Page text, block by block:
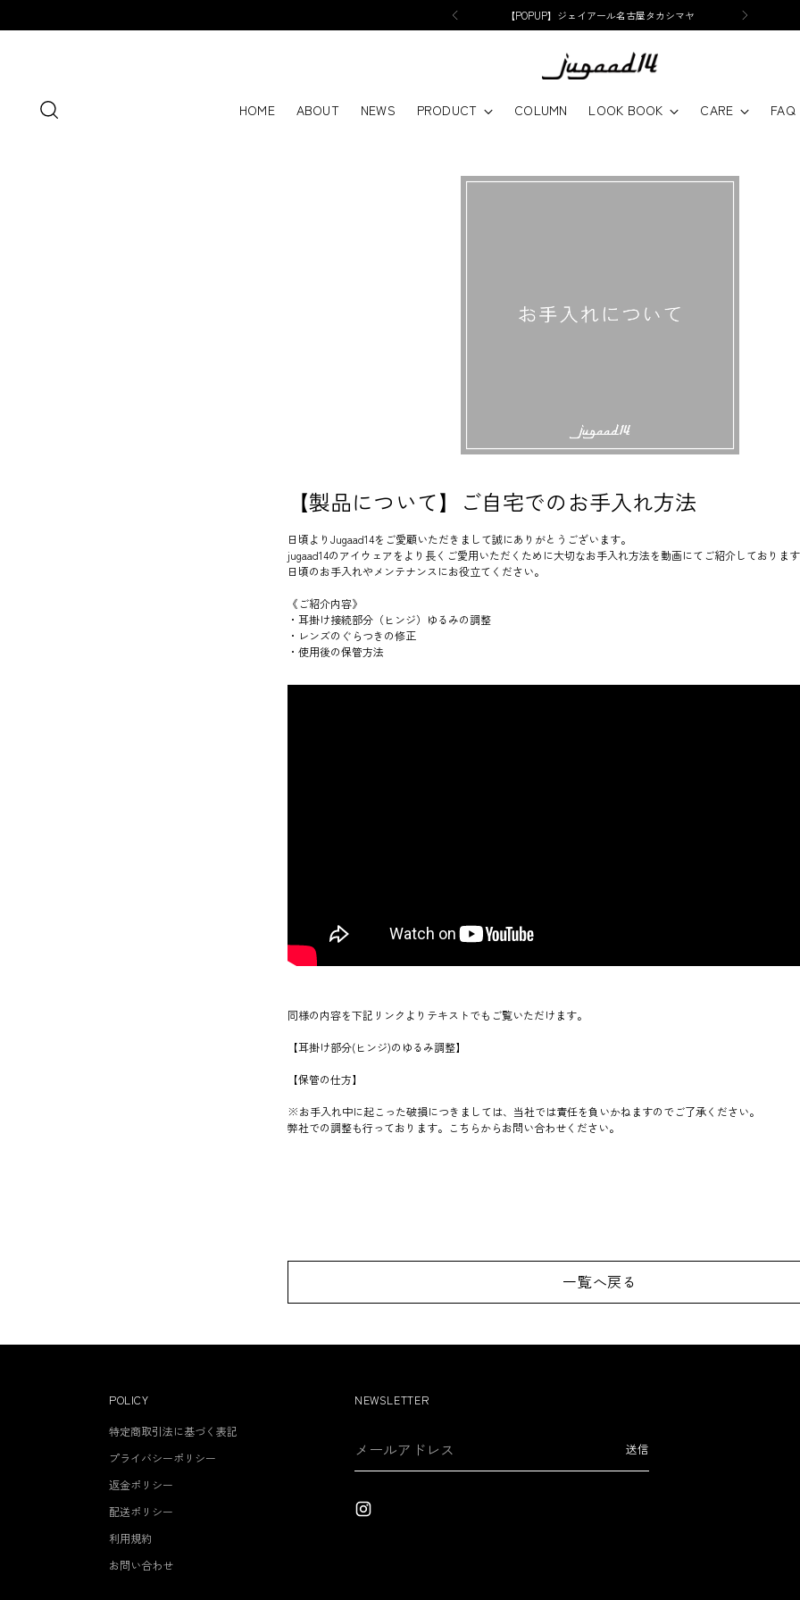
【POPUP】ジェイアール名古屋タカシマヤ
HOME ABOUT NEWS PRODUCT COLUMN LOOK BOOK CARE FAQ
【製品について】ご自宅でのお手入れ方法
日頃よりJugaad14をご愛顧いただきまして誠にありがとうございます。
jugaad14のアイウェアをより長くご愛用いただくために大切なお手入れ方法を動画にてご紹介しておりま
日頃のお手入れやメンテナンスにお役立てください。
《ご紹介内容》
・耳掛け接続部分（ヒンジ）ゆるみの調整
・レンズのぐらつきの修正
・使用後の保管方法
同様の内容を下記リンクよりテキストでもご覧いただけます。
【耳掛け部分(ヒンジ)のゆるみ調整】
【保管の仕方】
※お手入れ中に起こった破損につきましては、当社では責任を負いかねますのでご了承ください。
弊社での調整も行っております。 こちらからお問い合わせください。
一覧へ戻る
POLICY
特定商取引法に基づく表記
プライバシーポリシー
返金ポリシー
配送ポリシー
利用規約
お問い合わせ
NEWSLETTER
ー
ア
ド
送信